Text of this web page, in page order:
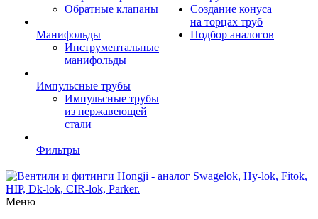
Обратные клапаны
Манифольды
Инструментальные
манифольды
Импульсные трубы
Импульсные трубы
из нержавеющей
стали
Фильтры
Создание конуса
на торцах труб
Подбор аналогов
Меню